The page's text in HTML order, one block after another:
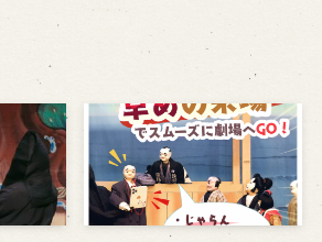
のくに
門橋記念館